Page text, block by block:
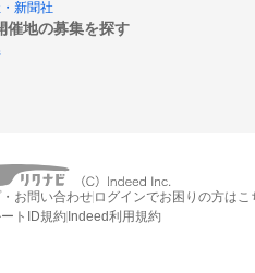
新聞社
催地の募集を探す
お問い合わせ ログインでお困りの方はこ
トID規約 Indeed利用規約